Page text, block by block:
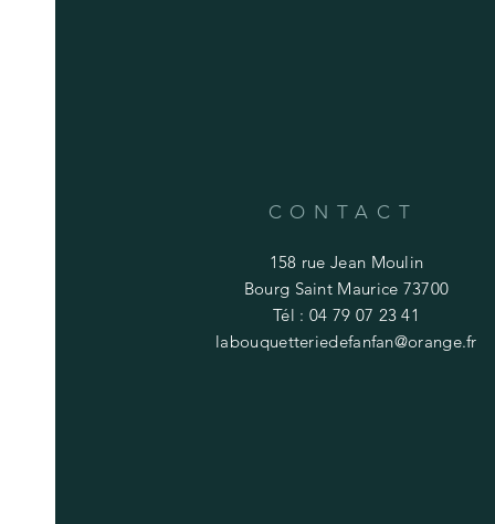
CONTACT
158 rue Jean Moulin
Bourg Saint Maurice 73700
Tél : 04 79 07 23 41
labouquetteriedefanfan@orange.fr